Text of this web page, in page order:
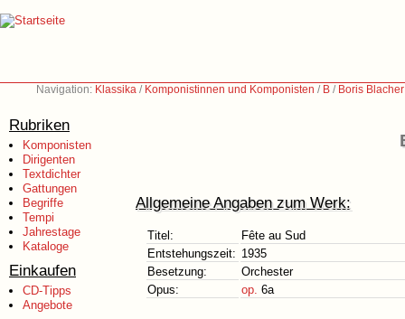
Navigation: Klassika / Komponistinnen und Komponisten / B / Boris
Rubriken
Komponisten
Dirigenten
Textdichter
Gattungen
Begriffe
Tempi
Jahrestage
Kataloge
Einkaufen
CD-Tipps
Angebote
Allgemeine Angaben zum Werk:
Titel:
Fête au Sud
Entstehungszeit: 1935
Besetzung:
Orchester
Opus:
op. 6a